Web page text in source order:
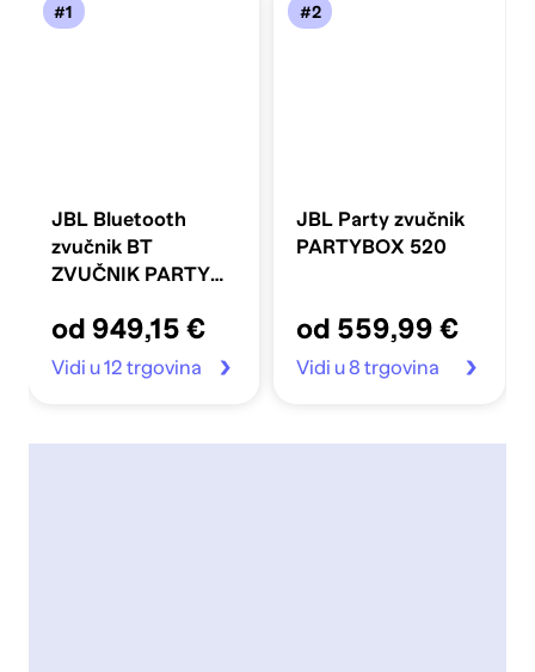
#1
JBL Bluetooth
zvučnik BT
ZVUČNIK PARTY
od 949,15 €
Vidi u 12 trgovina
#2
JBL Party zvučnik
PARTYBOX 520
od 559,99 €
Vidi u 8 trgovina